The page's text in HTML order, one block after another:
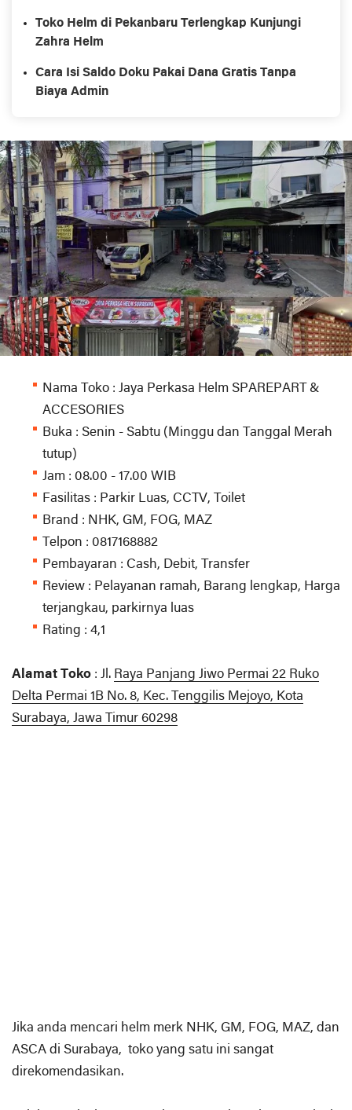
Toko Helm di Pekanbaru Terlengkap Kunjungi
Zahra Helm
Cara Isi Saldo Doku Pakai Dana Gratis Tanpa
Biaya Admin
Nama Toko : Jaya Perkasa Helm SPAREPART &
ACCESORIES
Buka : Senin - Sabtu (Minggu dan Tanggal Merah
tutup)
Jam : 08.00 - 17.00 WIB
Fasilitas : Parkir Luas, CCTV, Toilet
Brand : NHK, GM, FOG, MAZ
Telpon : 0817168882
Pembayaran : Cash, Debit, Transfer
Review : Pelayanan ramah, Barang lengkap, Harga
terjangkau, parkirnya luas
Rating : 4,1
Alamat Toko : Jl. Raya Panjang Jiwo Permai 22 Ruko
Delta Permai 1B No. 8, Kec. Tenggilis Mejoyo, Kota
Surabaya, Jawa Timur 60298
Jika anda mencari helm merk NHK, GM, FOG, MAZ, dan
ASCA di Surabaya, toko yang satu ini sangat
direkomendasikan.